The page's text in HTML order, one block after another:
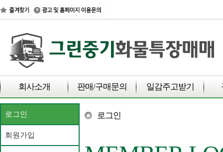
회사소개 판매/구매문의 일감주고받기
로그인
회원가입
로그인